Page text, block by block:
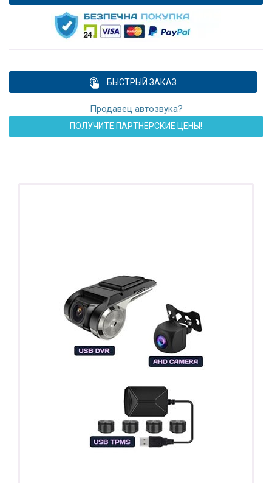
БЫСТРЫЙ ЗАКАЗ
Продавец автозвука?
ПОЛУЧИТЕ ПАРТНЕРСКИЕ ЦЕНЫ!